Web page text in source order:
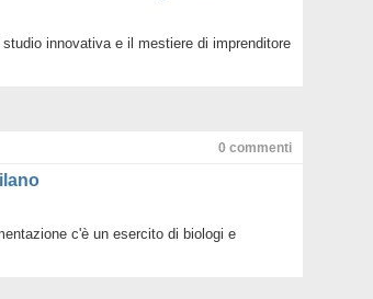
innovativa e il mestiere di imprenditore
0 commenti
c'è un esercito di biologi e